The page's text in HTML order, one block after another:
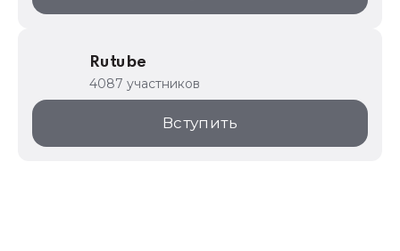
Rutube
4087 участников
Вступить